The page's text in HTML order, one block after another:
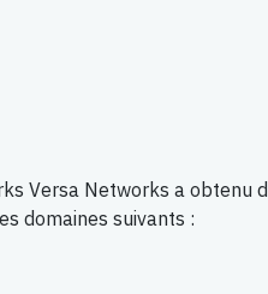
Versa Networks a obtenu
domaines suivants :